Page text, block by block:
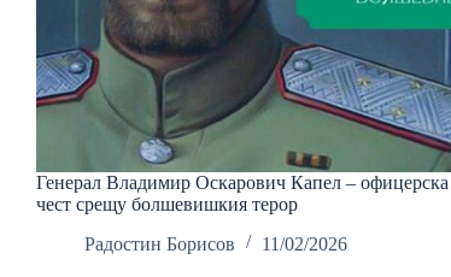
Генерал Владимир Оскарович Капел – офицерска
чест срещу болшевишкия терор
Радостин Борисов
11/02/2026